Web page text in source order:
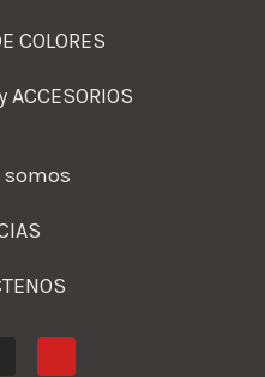
COLORES
somos